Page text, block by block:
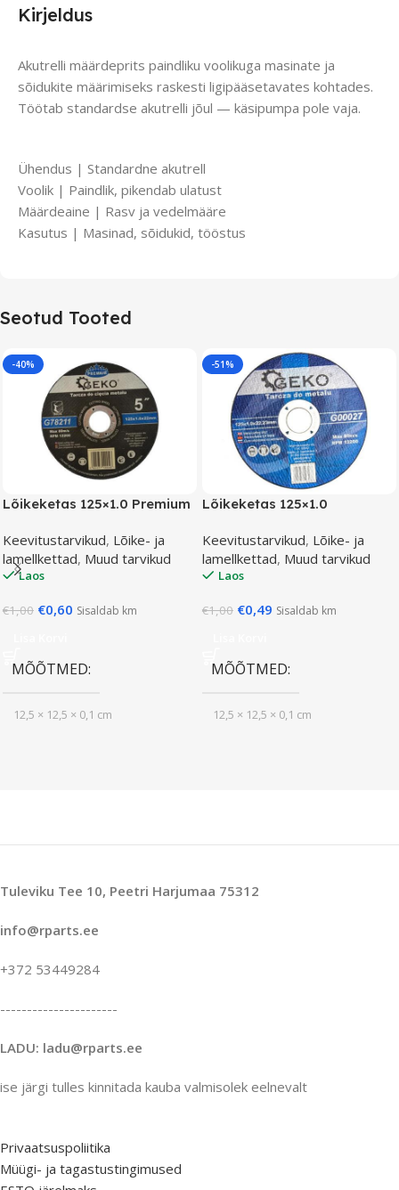
Kirjeldus
Akutrelli määrdeprits paindliku voolikuga masinate ja
sõidukite määrimiseks raskesti ligipääsetavates kohtades.
Töötab standardse akutrelli jõul — käsipumpa pole vaja.
Ühendus | Standardne akutrell
Voolik | Paindlik, pikendab ulatust
Määrdeaine | Rasv ja vedelmääre
Kasutus | Masinad, sõidukid, tööstus
Seotud Tooted
-40%
Lõikeketas 125×1.0 Premium
Keevitustarvikud, Lõike- ja
lamellkettad, Muud tarvikud
Laos
€1,00 €0,60 Sisaldab km
MÕÕTMED
12,5 × 12,5 × 0,1 cm
-51%
Lõikeketas 125×1.0
Keevitustarvikud, Lõike- ja
lamellkettad, Muud tarvikud
Laos
€1,00 €0,49 Sisaldab km
MÕÕTMED
12,5 × 12,5 × 0,1 cm
Tuleviku Tee 10, Peetri Harjumaa 75312
info@rparts.ee
+372 53449284
----------------------
LADU: ladu@rparts.ee
ise järgi tulles kinnitada kauba valmisolek eelnevalt
Privaatsuspoliitika
Müügi- ja tagastustingimused